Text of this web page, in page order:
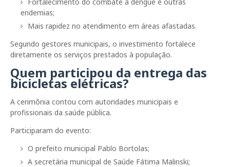
endemias;
Mais rapidez no atendimento em áreas afastadas.
Segundo gestores municipais, o investimento fortalece
diretamente os serviços prestados à população.
Quem participou da entrega das
bicicletas elétricas?
A cerimônia contou com autoridades municipais e
profissionais da saúde pública.
Participaram do evento:
O prefeito municipal Pablo Bortolas;
A secretária municipal de Saúde Fátima Malinski;